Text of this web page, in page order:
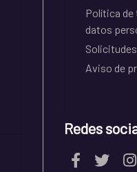
Política
datos
Solicitudes
Aviso de
Redes